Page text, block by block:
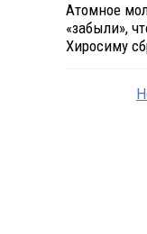
Атомное
«забыли»,
Хиросиму